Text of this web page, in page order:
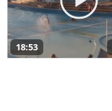
18:53